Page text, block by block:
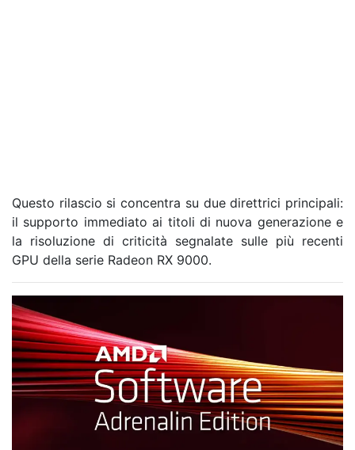
Questo rilascio si concentra su due direttrici principali:
il supporto immediato ai titoli di nuova generazione e
la risoluzione di criticità segnalate sulle più recenti
GPU della serie Radeon RX 9000.